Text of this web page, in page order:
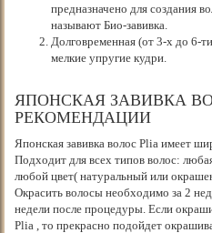
предназначено для создания
называют Био-завивка.
Долговременная (от 3-х до 6-
мелкие упругие кудри.
ЯПОНСКАЯ ЗАВИВКА
РЕКОМЕНДАЦИИ
Японская завивка волос Plia имеет
Подходит для всех типов волос:
любой цвет( натуральный или
Окрасить волосы необходимо за 2
недели после процедуры. Если
Plia , то прекрасно подойдет